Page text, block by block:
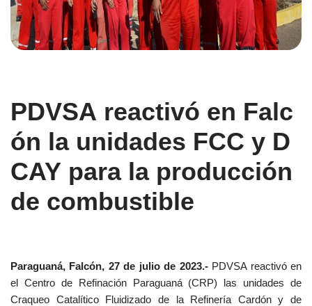
PDVSA reactivó en Falc
ón la unidades FCC y D
CAY para la producción
de combustible
Paraguaná, Falcón, 27 de julio de 2023.-PDVSA reactivó en
el Centro de Refinación Paraguaná (CRP) las unidades de
Craqueo Catalítico Fluidizado de la Refinería Cardón y de